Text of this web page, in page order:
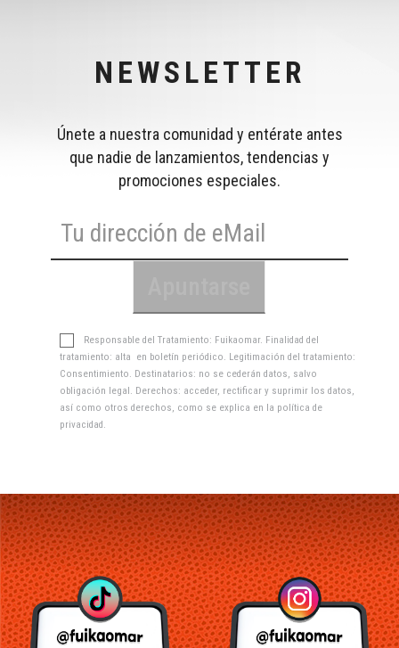
NEWSLETTER
Únete a nuestra comunidad y entérate antes
que nadie de lanzamientos, tendencias y
promociones especiales.
Responsable del Tratamiento: Fuikaomar. Finalidad del
tratamiento: alta en boletín periódico. Legitimación del tratamiento:
Consentimiento. Destinatarios: no se cederán datos, salvo
obligación legal. Derechos: acceder, rectificar y suprimir los datos,
así como otros derechos, como se explica en la política de
privacidad .